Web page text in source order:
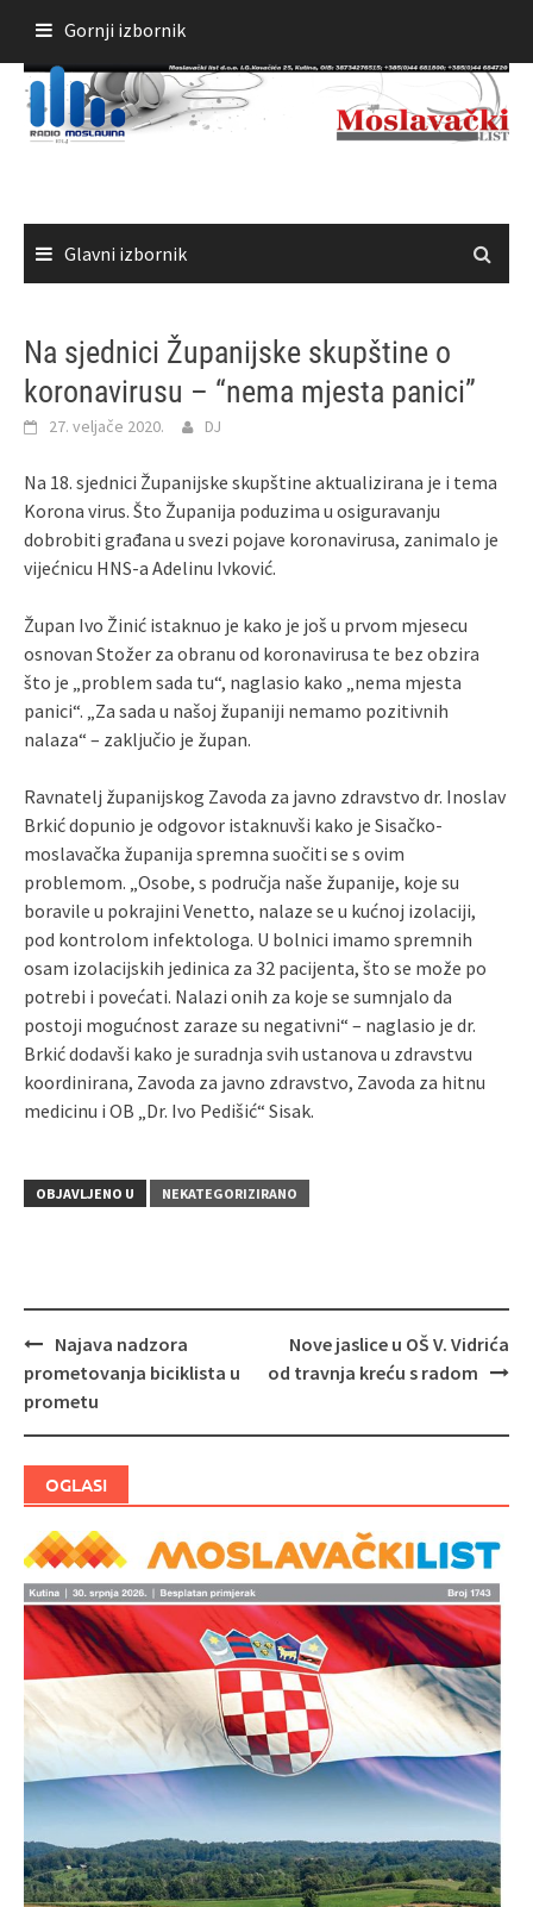
sadržaja
Gornji izbornik
Glavni izbornik
Na sjednici Županijske skupštine o
koronavirusu – “nema mjesta panici”
27. veljače 2020. DJ
Na 18. sjednici Županijske skupštine aktualizirana je i tema
Korona virus. Što Županija poduzima u osiguravanju
dobrobiti građana u svezi pojave koronavirusa, zanimalo je
vijećnicu HNS-a Adelinu Ivković.
Župan Ivo Žinić istaknuo je kako je još u prvom mjesecu
osnovan Stožer za obranu od koronavirusa te bez obzira
što je „problem sada tu“, naglasio kako „nema mjesta
panici“. „Za sada u našoj županiji nemamo pozitivnih
nalaza“ – zaključio je župan.
Ravnatelj županijskog Zavoda za javno zdravstvo dr. Inoslav
Brkić dopunio je odgovor istaknuvši kako je Sisačko-
moslavačka županija spremna suočiti se s ovim
problemom. „Osobe, s područja naše županije, koje su
boravile u pokrajini Venetto, nalaze se u kućnoj izolaciji,
pod kontrolom infektologa. U bolnici imamo spremnih
osam izolacijskih jedinica za 32 pacijenta, što se može po
potrebi i povećati. Nalazi onih za koje se sumnjalo da
postoji mogućnost zaraze su negativni“ – naglasio je dr.
Brkić dodavši kako je suradnja svih ustanova u zdravstvu
koordinirana, Zavoda za javno zdravstvo, Zavoda za hitnu
medicinu i OB „Dr. Ivo Pedišić“ Sisak.
OBJAVLJENO U NEKATEGORIZIRANO
Navigacija
objava
Najava nadzora
prometovanja biciklista u
prometu
Nove jaslice u OŠ V. Vidrića
od travnja kreću s radom
OGLASI